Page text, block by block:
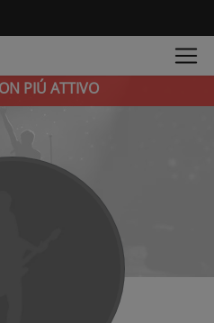
PIÚ ATTIVO